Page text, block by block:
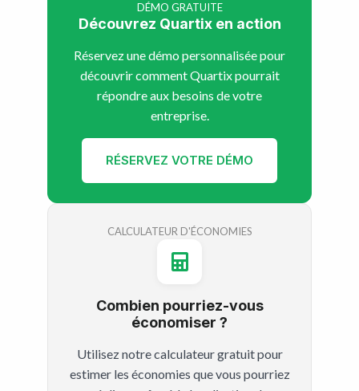
DÉMO GRATUITE
Découvrez Quartix en action
Réservez une démo personnalisée pour
découvrir comment Quartix pourrait
répondre aux besoins de votre
entreprise.
RÉSERVEZ VOTRE DÉMO
CALCULATEUR D'ÉCONOMIES
Combien pourriez-vous
économiser ?
Utilisez notre calculateur gratuit pour
estimer les économies que vous pourriez